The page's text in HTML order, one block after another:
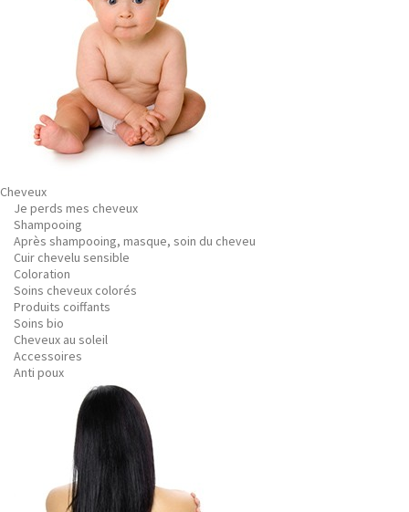
Cheveux
Je perds mes cheveux
Shampooing
Après shampooing, masque, soin du cheveu
Cuir chevelu sensible
Coloration
Soins cheveux colorés
Produits coiffants
Soins bio
Cheveux au soleil
Accessoires
Anti poux